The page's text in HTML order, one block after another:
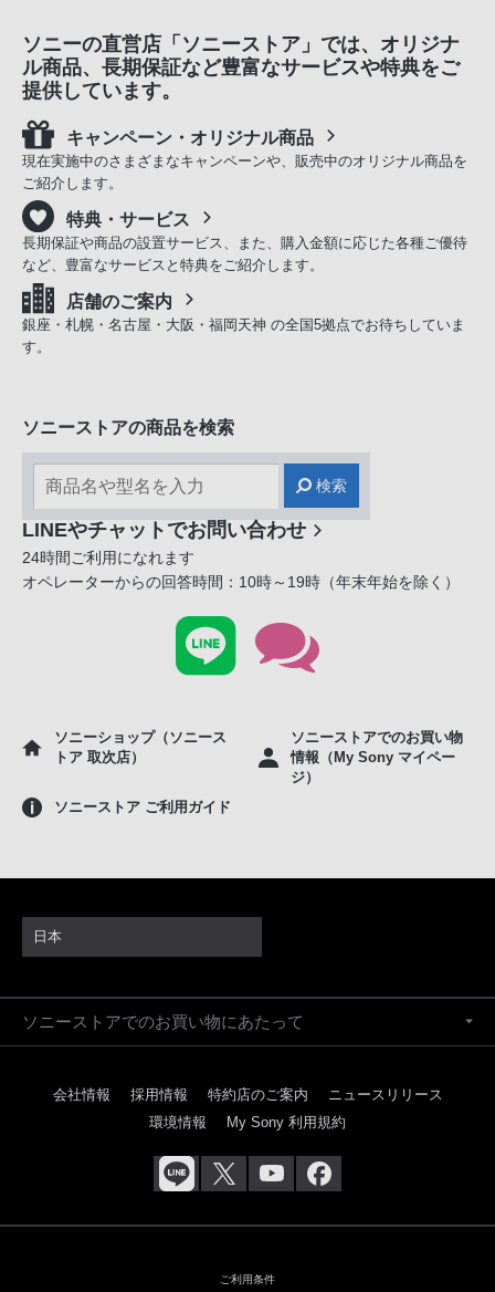
ソニーの直営店「ソニーストア」では、オリジナ
ル商品、長期保証など豊富なサービスや特典をご
提供しています。
キャンペーン・オリジナル商品
現在実施中のさまざまなキャンペーンや、販売中のオリジナル商品を
ご紹介します。
特典・サービス
長期保証や商品の設置サービス、また、購入金額に応じた各種ご優待
など、豊富なサービスと特典をご紹介します。
店舗のご案内
銀座・札幌・名古屋・大阪・福岡天神 の全国5拠点でお待ちしていま
す。
ソニーストアの商品を検索
検索
LINEやチャットでお問い合わせ
24時間ご利用になれます
オペレーターからの回答時間：10時～19時（年末年始を除く）
ソニーショップ（ソニース
トア 取次店）
ソニーストアでのお買い物
情報（My Sony マイペー
ジ）
ソニーストア ご利用ガイド
日本
ソニーストアでのお買い物にあたって
会社情報 採用情報 特約店のご案内
ニュースリリース
環境情報
My Sony 利用規約
ご利用条件